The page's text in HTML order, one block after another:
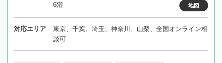
6階
地図
対応エリア
東京、千葉、埼玉、神奈川、山梨、全国オンライン相
談可